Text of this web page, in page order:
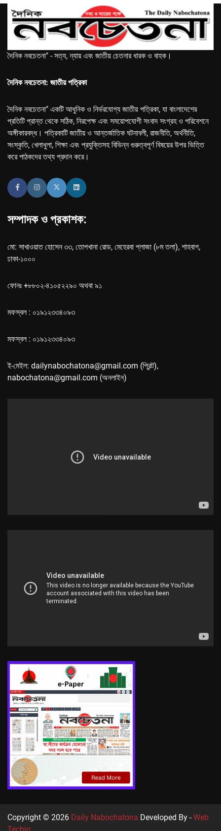
দৈনিক নবচেতনা" - সত্য, ন্যায় এবং জাতীয় চেতনার ধারক ও বাহক।
দৈনিক নবচেতনা: জাতীয় পত্রিকা
দৈনিক নবচেতনা" একটি আধুনিক ও নির্ভরযোগ্য জাতীয় পত্রিকা, যা বাংলাদেশের
প্রতিটি প্রান্ত থেকে সঠিক, নিরপেক্ষ এবং সময়োপযোগী সংবাদ সংগ্রহ ও পরিবেশনে
অঙ্গীকারবদ্ধ। পত্রিকাটি জাতীয় ও আন্তর্জাতিক ঘটনাবলী, রাজনীতি, অর্থনীতি,
সংস্কৃতি, খেলাধুলা, শিক্ষা এবং প্রযুক্তিসহ বিভিন্ন গুরুত্বপূর্ণ বিষয়ের উপর ভিত্তি
করে পাঠকদের তথ্য প্রদান করে।
সম্পাদক ও প্রকাশক:
মো: সাখাওয়াত হোসেন ৩৩, তোপখানা রোড, মেহেরবা প্লাজা (৮ম তলা), শাহবাগ,
ঢাকা-১০০০
ফোনঃ +৮৮০২-৪১০৫২২৯০ অথবা ৯১
মফস্বল : ০১৯১২৩৩৪০৯৩
মফস্বল : ০১৯১২৩৩৪০৯৩
ই-মেইল: dailynabochatona@gmail.com (প্রিন্ট),
nabochatona@gmail.com (অনলাইন)
Copyright © 2026 Daily Nabochatona Developed By -Web